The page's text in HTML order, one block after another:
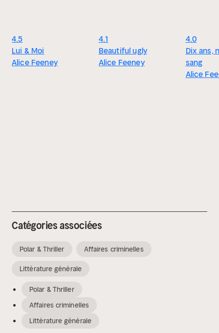
4.5
Lui & Moi
Alice Feeney
4.1
Beautiful ugly
Alice Feeney
4.0
Dix ans,
sang
Alice
Catégories associées
Polar & Thriller Affaires criminelles
Littérature générale
Polar & Thriller
Affaires criminelles
Littérature générale